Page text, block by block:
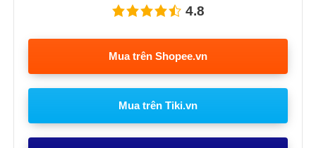
4.8
Mua trên Shopee.vn
Mua trên Tiki.vn